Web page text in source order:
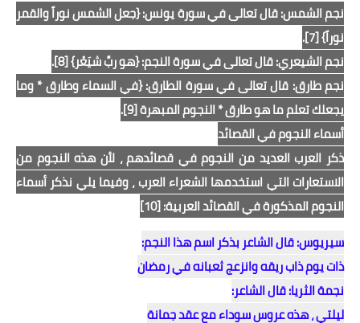
نجم الشمس: قال تعالى في سورة يونس: {جعل الشمس نوراً والقمر
نوراً} [7].
نجم الشيعري: قال تعالى في سورة النجم: {هو ربِّ شيَعْر} [8].
نجم طارق: قال تعالى في سورة الطارق: {في السماء وطارق * وما
يجعلك تعلم ما هو طارق * النجوم المبهرة [9].
أسماء النجوم في القصائد
ذكر العرب العديد من النجوم في قصائدهم ، لأن هذه النجوم من
الاستعارات التي استخدمها الشعراء العرب ، وفيما يلي نذكر أسماء
النجوم المذكورة في القصائد العربية: [10]
سيريوس: قال الشاعر بذكر اسم هذا النجم:
ذات يوم ذاب ريقه وانزعج ثعبانه في رمضان
نجمة الثريا: قال الشاعر:
ليلتي ، هذه عروس سوداء مع عقد جمانة